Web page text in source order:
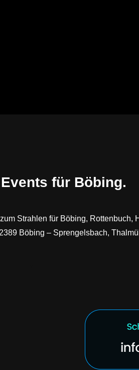
für Böbing.
Strahlen für Böbing,
Böbing – Sprengelsbach,